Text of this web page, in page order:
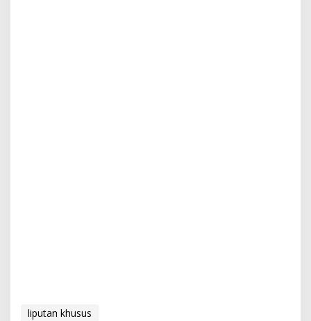
liputan khusus